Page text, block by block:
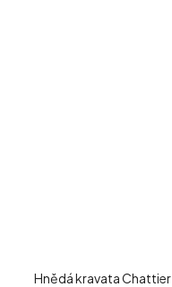
Hnědá kravata Chattier